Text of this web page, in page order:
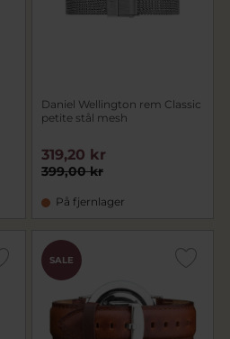
Daniel Wellington rem Classic
petite stål mesh
399,00 kr
319,20 kr
På fjernlager
SALE